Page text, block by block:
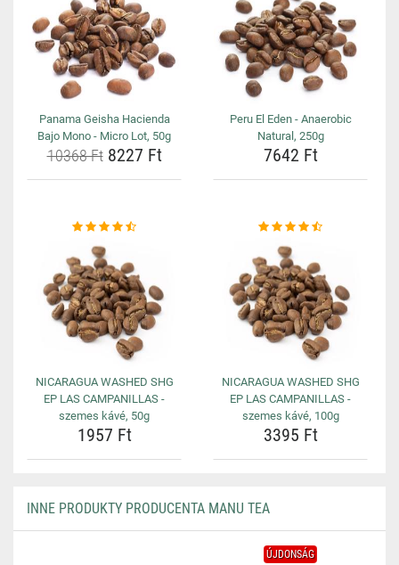
Panama Geisha Hacienda
Bajo Mono - Micro Lot, 50g
10368 Ft8227 Ft
Peru El Eden - Anaerobic
Natural, 250g
7642 Ft
NICARAGUA WASHED SHG
EP LAS CAMPANILLAS -
szemes kávé, 50g
1957 Ft
NICARAGUA WASHED SHG
EP LAS CAMPANILLAS -
szemes kávé, 100g
3395 Ft
INNE PRODUKTY PRODUCENTA MANU TEA
ÚJDONSÁG